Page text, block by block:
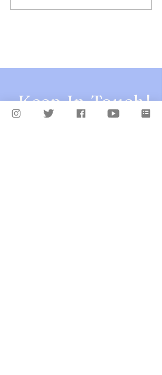
スパーティー「よんよんの日」開
Keep In Touch!